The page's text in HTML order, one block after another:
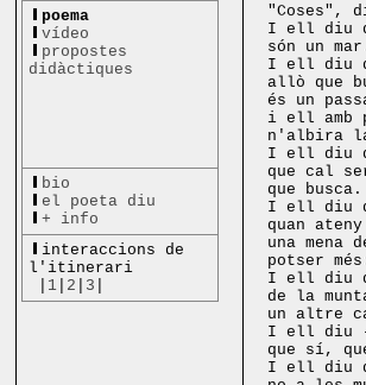
poema
vídeo
propostes
didàctiques
bio
el poeta diu
+ info
interaccions de
l'itinerari
1 2 3
"Coses",
I ell diu
són un
I ell diu
allò que
és un
i ell amb
n'albira
I ell diu
que cal
que busca.
I ell diu
quan
una
potser
I ell diu
de la
un altre
I ell diu -
que sí,
I ell diu